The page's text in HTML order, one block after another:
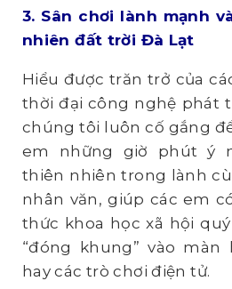
3. Sân chơi lành mạnh
nhiên đất trời Đà Lạt
Hiểu được trăn trở của
thời đại công nghệ phát
chúng tôi luôn cố gắng
em những giờ phút ý
thiên nhiên trong lành
nhân văn, giúp các em
thức khoa học xã hội
“đóng khung” vào màn
hay các trò chơi điện tử.